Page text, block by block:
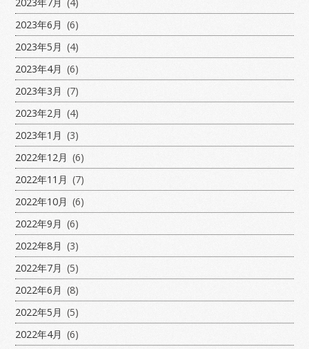
2023年6月 (6)
2023年5月 (4)
2023年4月 (6)
2023年3月 (7)
2023年2月 (4)
2023年1月 (3)
2022年12月 (6)
2022年11月 (7)
2022年10月 (6)
2022年9月 (6)
2022年8月 (3)
2022年7月 (5)
2022年6月 (8)
2022年5月 (5)
2022年4月 (6)